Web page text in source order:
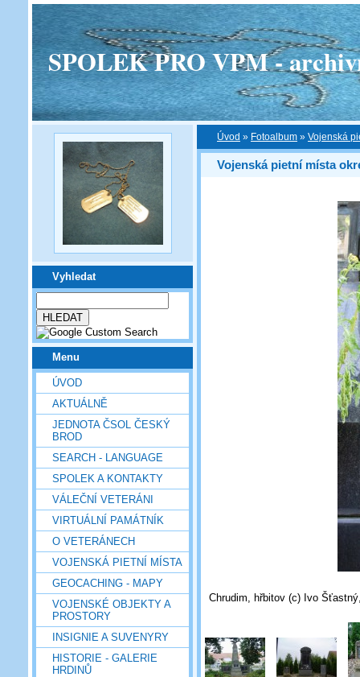
SPOLEK PRO VPM -
Vyhledat
Menu
ÚVOD
AKTUÁLNĚ
JEDNOTA ČSOL ČESKÝ
BROD
SEARCH - LANGUAGE
SPOLEK A KONTAKTY
VÁLEČNÍ VETERÁNI
VIRTUÁLNÍ PAMÁTNÍK
O VETERÁNECH
VOJENSKÁ PIETNÍ MÍSTA
GEOCACHING - MAPY
VOJENSKÉ OBJEKTY A
PROSTORY
INSIGNIE A SUVENYRY
HISTORIE - GALERIE
HRDINŮ
Úvod » Fotoalbum » Vojenská
Vojenská pietní místa
Chrudim, hřbitov (c) Ivo